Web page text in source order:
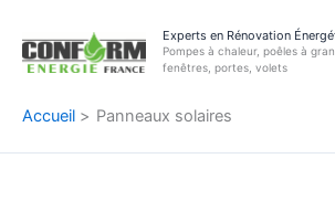
contenu
Experts en Rénovation
Pompes à chaleur, poêles à
fenêtres, portes, volets
Accueil Panneaux solaires